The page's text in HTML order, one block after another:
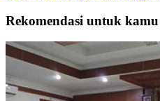
Rekomendasi untuk kamu